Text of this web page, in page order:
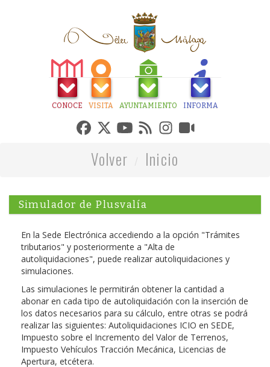
CONOCE VISITA AYUNTAMIENTO INFORMA
Volver Inicio
Simulador de Plusvalía
En la Sede Electrónica accediendo a la opción "Trámites
tributarios" y posteriormente a "Alta de
autoliquidaciones", puede realizar autoliquidaciones y
simulaciones.
Las simulaciones le permitirán obtener la cantidad a
abonar en cada tipo de autoliquidación con la inserción de
los datos necesarios para su cálculo, entre otras se podrá
realizar las siguientes: Autoliquidaciones ICIO en SEDE,
Impuesto sobre el Incremento del Valor de Terrenos,
Impuesto Vehículos Tracción Mecánica, Licencias de
Apertura, etcétera.